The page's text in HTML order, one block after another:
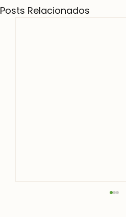
Posts Relacionados